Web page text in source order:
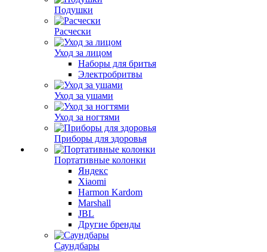
Подушки
Расчески
Уход за лицом
Наборы для бритья
Электробритвы
Уход за ушами
Уход за ногтями
Приборы для здоровья
Портативные колонки
Яндекс
Xiaomi
Harmon Kardom
Marshall
JBL
Другие бренды
Саундбары